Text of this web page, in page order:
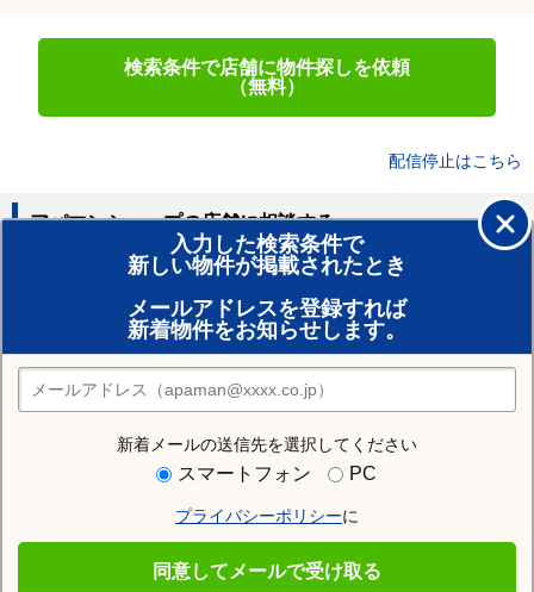
検索条件で店舗に物件探しを依頼
（無料）
配信停止はこちら
入力した検索条件で
新しい物件が掲載されたとき
メールアドレスを登録すれば
新着物件をお知らせします。
新着メールの送信先を選択してください
スマートフォン PC
プライバシーポリシーに
同意してメールで受け取る
アパマンショップの店舗に相談する
賃貸のプロがお部屋探し！
おまかせ物件リクエスト
住みたい街の店舗を探す
店舗検索
住む街研究所で旭川市の情報を見る